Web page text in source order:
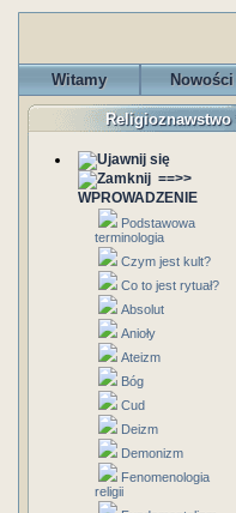
Witamy Nowości
Religioznawstwo
==>>
WPROWADZENIE
Podstawowa
terminologia
Czym jest kult?
Co to jest rytuał?
Absolut
Anioły
Ateizm
Bóg
Cud
Deizm
Demonizm
Fenomenologia
religii